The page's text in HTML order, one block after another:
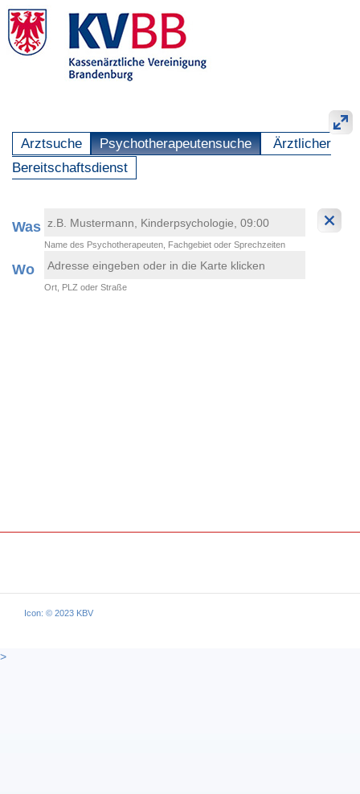
Arztsuche Psychotherapeutensuche
Ärztlicher
Bereitschaftsdienst
Was
Name des Psychotherapeuten, Fachgebiet oder Sprechzeiten
Wo
Ort, PLZ oder Straße
Icon: © 2023 KBV
>